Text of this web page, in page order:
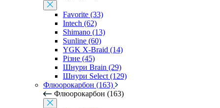
Favorite (33)
Intech (62)
Shimano (13)
Sunline (60)
YGK X-Braid (14)
Різне (45)
Шнури Brain (29)
Шнури Select (129)
Флюорокарбон (163)
Флюорокарбон (163)